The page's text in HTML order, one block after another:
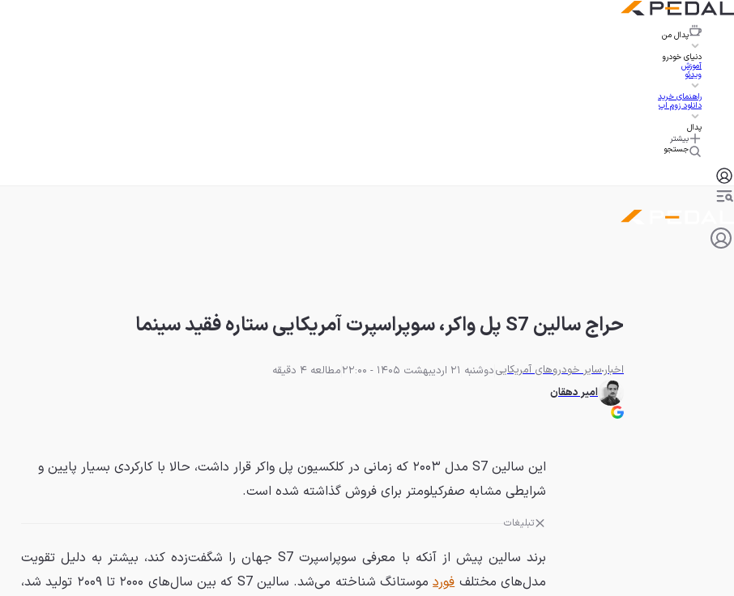
پدال من
دنیای خودرو
آموزش
ویدئو
راهنمای خرید
دانلود زوم اپ
پدال
بیشتر
جستجو
حراج سالین S7 پل واکر، سوپراسپرت آمریکایی ستاره فقید سینما
اخبارسایر خودروهای آمریکاییدوشنبه 21 اردیبهشت 1405 - 22:00
مطالعه 4 دقیقه
امیر دهقان
این سالین S7 مدل ۲۰۰۳ که زمانی در کلکسیون پل واکر قرار داشت، حالا با کارکردی بسیار پایین و
شرایطی مشابه صفرکیلومتر برای فروش گذاشته شده است.
تبلیغات
برند سالین پیش از آنکه با معرفی سوپراسپرت S7 جهان را شگفت‌زده کند، بیشتر به دلیل تقویت
مدل‌های مختلففورد
موستانگ شناخته می‌شد. سالین S7 که بین سال‌های ۲۰۰۰ تا ۲۰۰۹ تولید شد،